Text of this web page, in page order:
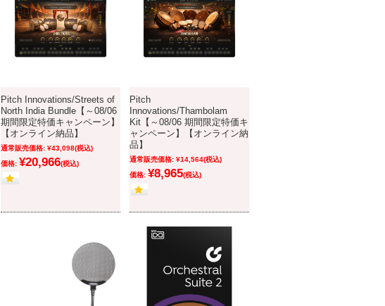
Pitch Innovations/Streets of
North India Bundle【～08/06
期間限定特価キャンペーン】
【オンライン納品】
通常販売価格: ¥43,098(税込)
価格: ¥20,966(税込)
Pitch
Innovations/Thambolam
Kit【～08/06 期間限定特価キ
ャンペーン】【オンライン納
品】
通常販売価格: ¥14,564(税込)
価格: ¥8,965(税込)